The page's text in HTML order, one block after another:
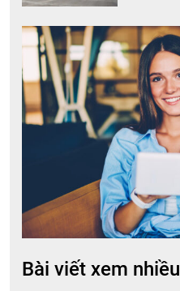
Bài viết xem nhiều